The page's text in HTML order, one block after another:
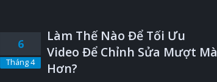
6
Tháng 4
Làm Thế Nào Để Tối Ưu
Video Để Chỉnh Sửa Mượt Mà
Hơn?